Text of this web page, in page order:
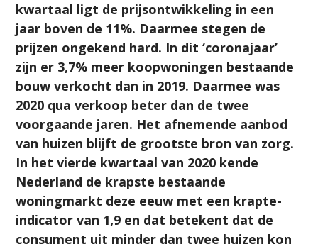
kwartaal ligt de prijsontwikkeling in een
jaar boven de 11%. Daarmee stegen de
prijzen ongekend hard. In dit ‘coronajaar’
zijn er 3,7% meer koopwoningen bestaande
bouw verkocht dan in 2019. Daarmee was
2020 qua verkoop beter dan de twee
voorgaande jaren. Het afnemende aanbod
van huizen blijft de grootste bron van zorg.
In het vierde kwartaal van 2020 kende
Nederland de krapste bestaande
woningmarkt deze eeuw met een krapte-
indicator van 1,9 en dat betekent dat de
consument uit minder dan twee huizen kon